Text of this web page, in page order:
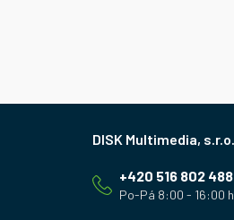
+420 516 802 488